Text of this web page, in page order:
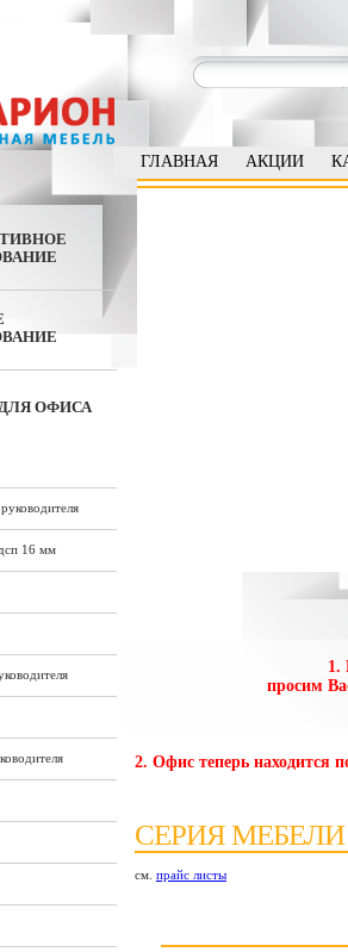
ГЛАВНАЯ АКЦИИ
ОФИСА
16 мм
1.
просим
2. Офис теперь находится
СЕРИЯ
см. прайс листы